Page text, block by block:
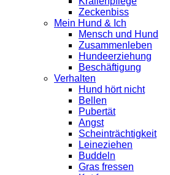
Zeckenbiss
Mein Hund & Ich
Mensch und Hund
Zusammenleben
Hundeerziehung
Beschäftigung
Verhalten
Hund hört nicht
Bellen
Pubertät
Angst
Scheinträchtigkeit
Leineziehen
Buddeln
Gras fressen